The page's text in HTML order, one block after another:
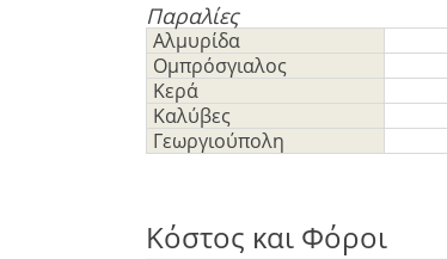
Παραλίες
Αλμυρίδα
Ομπρόσγιαλος
Κερά
Καλύβες
Γεωργιούπολη
Κόστος και Φόροι